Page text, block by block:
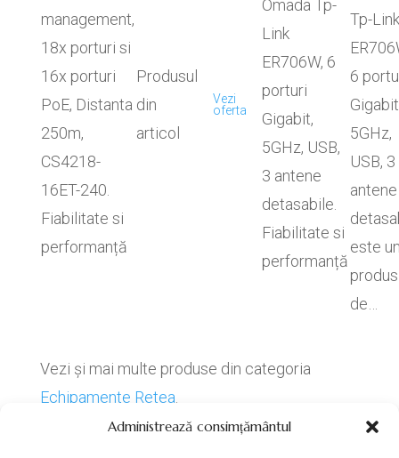
Administrează consimțământul
management,
18x porturi si
16x porturi
PoE, Distanta
250m,
CS4218-
16ET-240.
Fiabilitate si
performanță
Produsul
din
articol
Vezi
oferta
Omada Tp-
Link
ER706W, 6
porturi
Gigabit,
5GHz, USB,
3 antene
detasabile.
Fiabilitate si
performanță
Tp-Link
6
5GHz,
USB, 3
antene
este
produs
de…
Vezi și mai multe produse din categoria
Echipamente Retea